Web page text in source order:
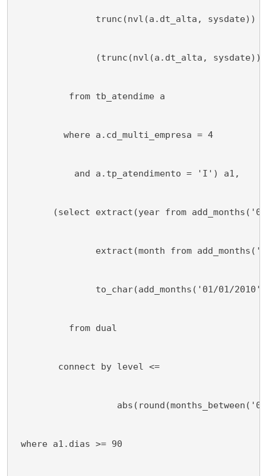
trunc(nvl(a.dt_alta, sysdate))
(trunc(nvl(a.dt_alta, sysdate)) -
from tb_atendime a
where a.cd_multi_empresa = 4
and a.tp_atendimento = 'I') a1,
(select extract(year from
extract(month from add_months('01/
to_char(add_months('01/01/2010',
from dual
connect by level <=
abs(round(months_between('01/01/
where a1.dias >= 90